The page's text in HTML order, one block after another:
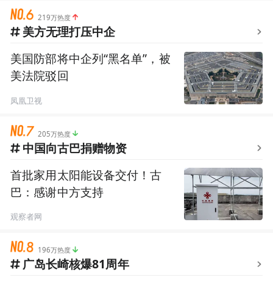
219万热度
美方无理打压中企
美国防部将中企列“黑名单”，被
美法院驳回
凤凰卫视
205万热度
中国向古巴捐赠物资
首批家用太阳能设备交付！古
巴：感谢中方支持
观察者网
196万热度
广岛长崎核爆81周年